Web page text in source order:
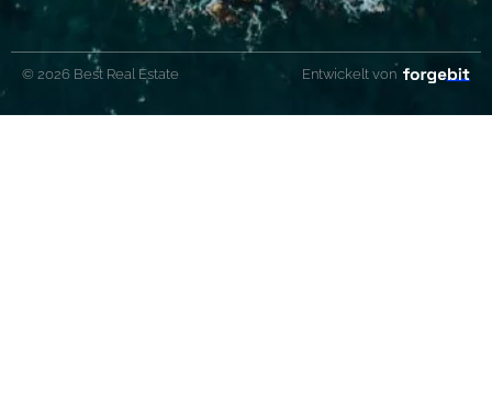
© 2026 Best Real Estate Entwickelt von